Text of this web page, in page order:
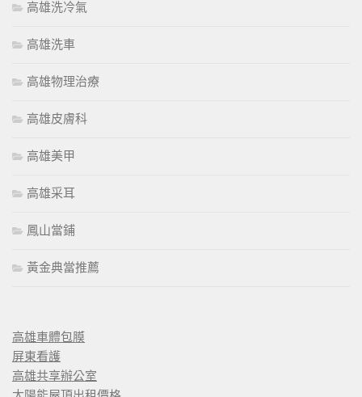
高雄洗冷氣
高雄洗車
高雄物理治療
高雄皮膚科
高雄美甲
高雄采耳
鳳山當鋪
黃金典當推薦
高雄車體包膜
屏東看護
高雄共享辦公室